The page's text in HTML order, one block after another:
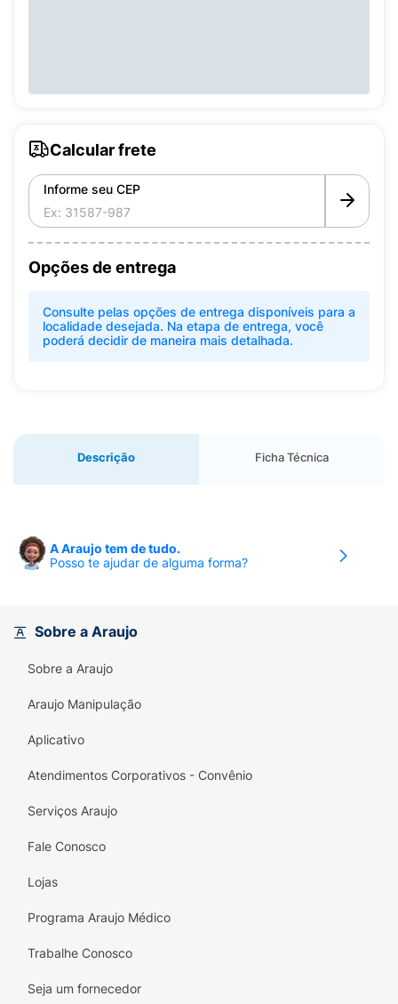
Calcular frete
Informe seu CEP
Opções de entrega
Consulte pelas opções de entrega disponíveis para a
localidade desejada. Na etapa de entrega, você
poderá decidir de maneira mais detalhada.
Descrição Ficha Técnica
A Araujo tem de tudo.
Posso te ajudar de alguma forma?
Sobre a Araujo
Sobre a Araujo
Araujo Manipulação
Aplicativo
Atendimentos Corporativos - Convênio
Serviços Araujo
Fale Conosco
Lojas
Programa Araujo Médico
Trabalhe Conosco
Seja um fornecedor